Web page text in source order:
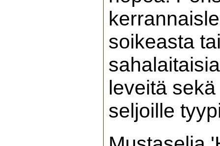
soikeasta
leveitä
seljoille